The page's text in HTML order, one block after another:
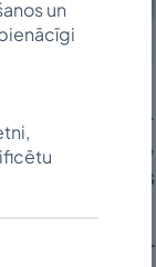
sekmēšanā.
Austrālijas,
augstskolās
stipendijas ir
un